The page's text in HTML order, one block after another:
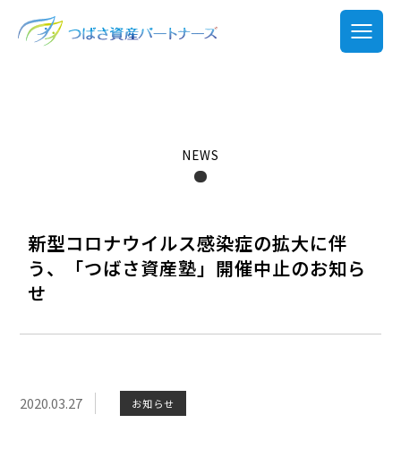
新型コロナウイルス感染症の拡大に伴
う、「つばさ資産塾」開催中止のお知ら
せ
NEWS
2020.03.27 お知らせ